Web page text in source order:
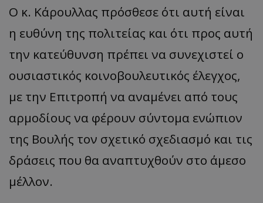
Ο κ. Κάρουλλας πρόσθεσε ότι αυτή είναι
η ευθύνη της πολιτείας και ότι προς αυτή
την κατεύθυνση πρέπει να συνεχιστεί ο
ουσιαστικός κοινοβουλευτικός έλεγχος,
με την Επιτροπή να αναμένει από τους
αρμοδίους να φέρουν σύντομα ενώπιον
της Βουλής τον σχετικό σχεδιασμό και τις
δράσεις που θα αναπτυχθούν στο άμεσο
μέλλον.